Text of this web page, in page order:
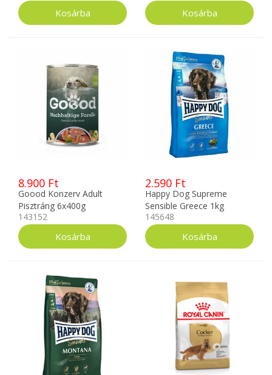
8.900 Ft
Goood Konzerv Adult
Pisztráng 6x400g
143152
2.590 Ft
Happy Dog Supreme
Sensible Greece 1kg
145648